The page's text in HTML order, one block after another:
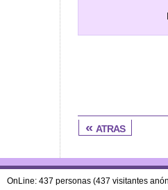
« atras
OnLine: 437 personas (437 visitantes